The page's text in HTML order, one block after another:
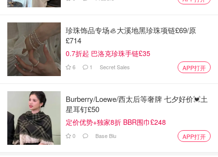
珍珠饰品专场🦪大溪地黑珍珠项链£69/原
£714
0.7折起 巴洛克珍珠手链£35
6 1 Secret Sales APP打开
Burberry/Loewe/西太后等奢牌 七夕好价💓土
星耳钉£50
定价优势+独家8折 BBR围巾£248
0 Base Blu APP打开